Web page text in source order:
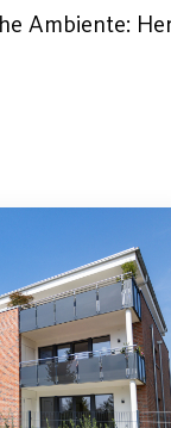
Ambiente: